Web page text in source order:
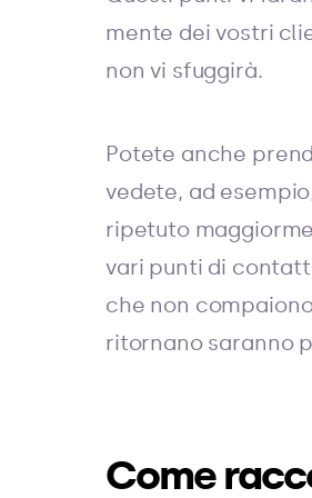
mente dei vostri
non vi sfuggirà.
Potete anche
vedete, ad
ripetuto
vari punti di
che non
ritornano saranno
Come